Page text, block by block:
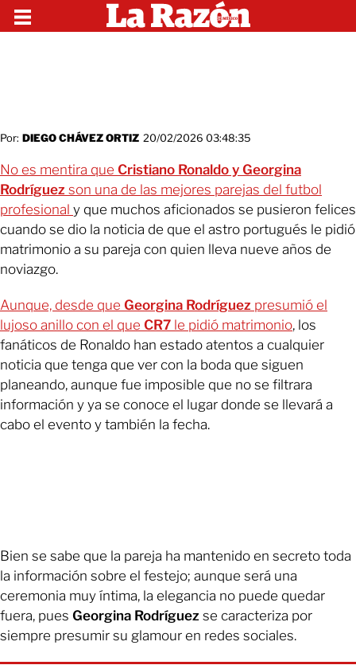
Por: DIEGO CHÁVEZ ORTIZ 20/02/2026 03:48:35
No es mentira que Cristiano Ronaldo y Georgina
Rodríguez son una de las mejores parejas del futbol
profesional y que muchos aficionados se pusieron felices
cuando se dio la noticia de que el astro portugués le pidió
matrimonio a su pareja con quien lleva nueve años de
noviazgo.
Aunque, desde que Georgina Rodríguez presumió el
lujoso anillo con el que CR7 le pidió matrimonio, los
fanáticos de Ronaldo han estado atentos a cualquier
noticia que tenga que ver con la boda que siguen
planeando, aunque fue imposible que no se filtrara
información y ya se conoce el lugar donde se llevará a
cabo el evento y también la fecha.
Bien se sabe que la pareja ha mantenido en secreto toda
la información sobre el festejo; aunque será una
ceremonia muy íntima, la elegancia no puede quedar
fuera, pues Georgina Rodríguez se caracteriza por
siempre presumir su glamour en redes sociales.